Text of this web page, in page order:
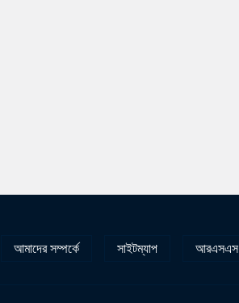
আমাদের সম্পর্কে সাইটম্যাপ আরএসএস